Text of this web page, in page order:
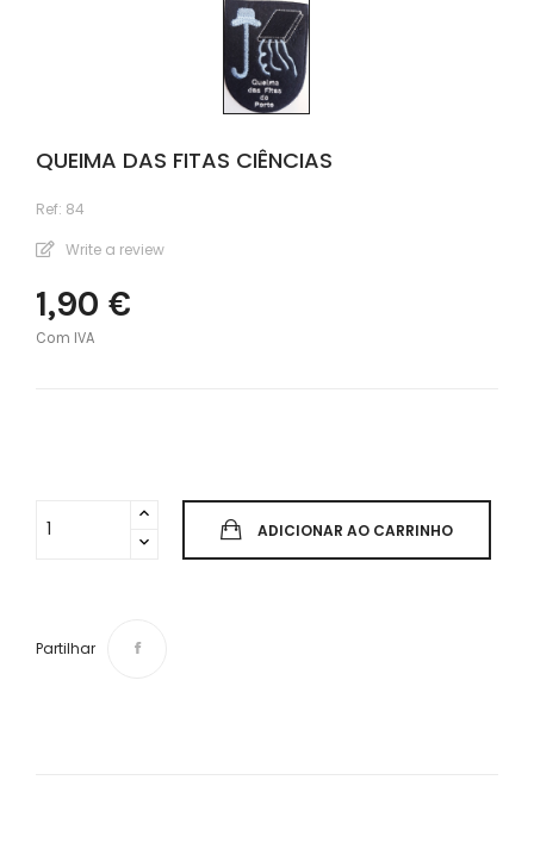
QUEIMA DAS FITAS CIÊNCIAS
Ref: 84
Write a review
1,90 €
Com IVA
ADICIONAR AO CARRINHO
Partilhar